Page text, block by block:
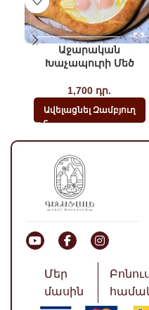
Աջարական
Խաչապուրի Մեծ
1,700 դր.
Ավելացնել Զամբյուղ
Մեր
մասին